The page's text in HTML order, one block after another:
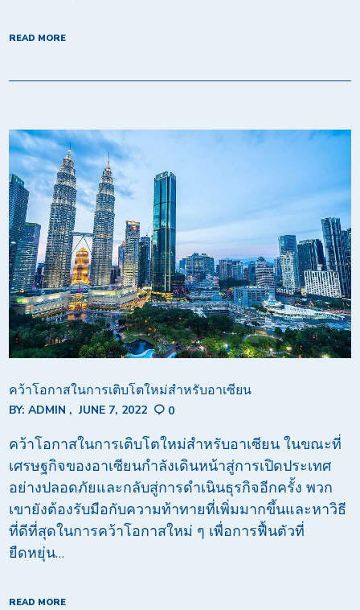
READ MORE
คว้าโอกาสในการเติบโตใหม่สำหรับอาเซียน
BY:ADMIN JUNE 7, 2022 0
คว้าโอกาสในการเติบโตใหม่สำหรับอาเซียน ในขณะที่
เศรษฐกิจของอาเซียนกำลังเดินหน้าสู่การเปิดประเทศ
อย่างปลอดภัยและกลับสู่การดำเนินธุรกิจอีกครั้ง พวก
เขายังต้องรับมือกับความท้าทายที่เพิ่มมากขึ้นและหาวิธี
ที่ดีที่สุดในการคว้าโอกาสใหม่ ๆ เพื่อการฟื้นตัวที่
ยืดหยุ่น…
READ MORE